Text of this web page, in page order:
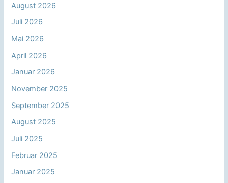
August 2026
Juli 2026
Mai 2026
April 2026
Januar 2026
November 2025
September 2025
August 2025
Juli 2025
Februar 2025
Januar 2025